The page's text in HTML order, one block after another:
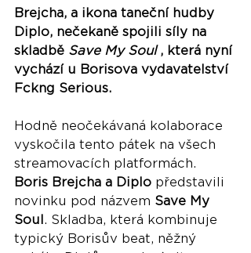
Brejcha, a ikona taneční hudby
Diplo, nečekaně spojili síly na
skladbě Save My Soul , která nyní
vychází u Borisova vydavatelství
Fckng Serious.
Hodně neočekávaná kolaborace
vyskočila tento pátek na všech
streamovacích platformách.
Boris Brejcha a Diplo představili
novinku pod názvem Save My
Soul . Skladba, která kombinuje
typický Borisův beat, něžný